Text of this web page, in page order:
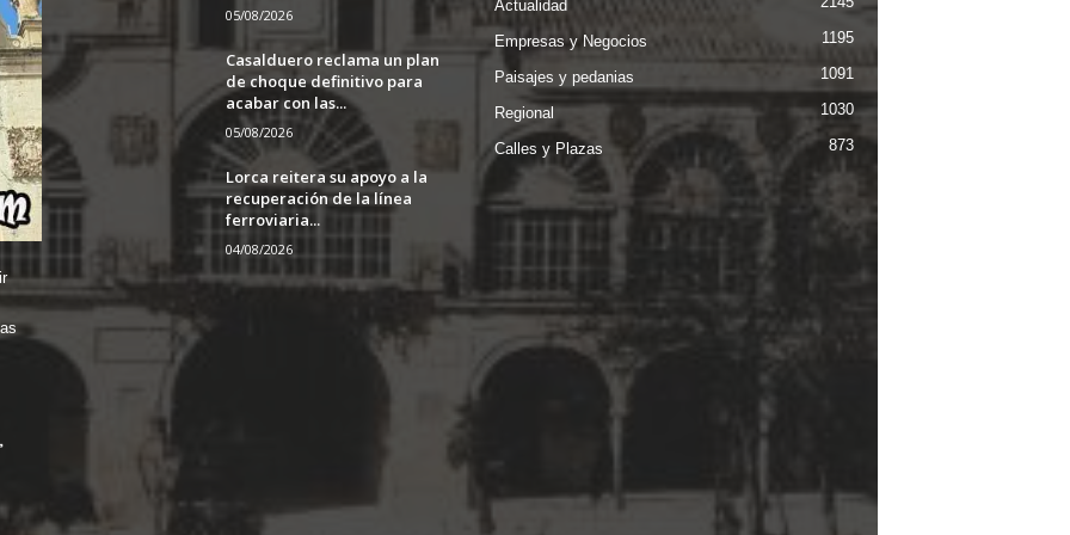
05/08/2026
Casalduero reclama un plan
de choque definitivo para
acabar con las...
05/08/2026
Lorca reitera su apoyo a la
recuperación de la línea
ferroviaria...
04/08/2026
Actualidad
Empresas y Negocios 1195
Paisajes y pedanias 1091
Regional 1030
Calles y Plazas 873